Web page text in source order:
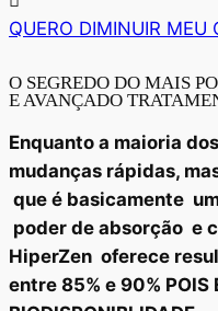
QUERO DIMINUIR MEU
O SEGREDO DO MAIS
E AVANÇADO
Enquanto a maioria
mudanças rápidas,
que é basicamente
poder de absorção e
HiperZen oferece
entre 85% e 90% POIS